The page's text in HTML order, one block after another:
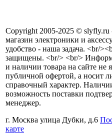
Copyright 2005-2025 © slyfly.ru
магазин электроники и
удобство - наша задача. <br/
защищены. <br/> <br/>
и наличии товара на сайте не
публичной офертой, а носит
справочный характер.
возможность поставки
менеджер.
г. Москва улица Дубки, д.6
карте